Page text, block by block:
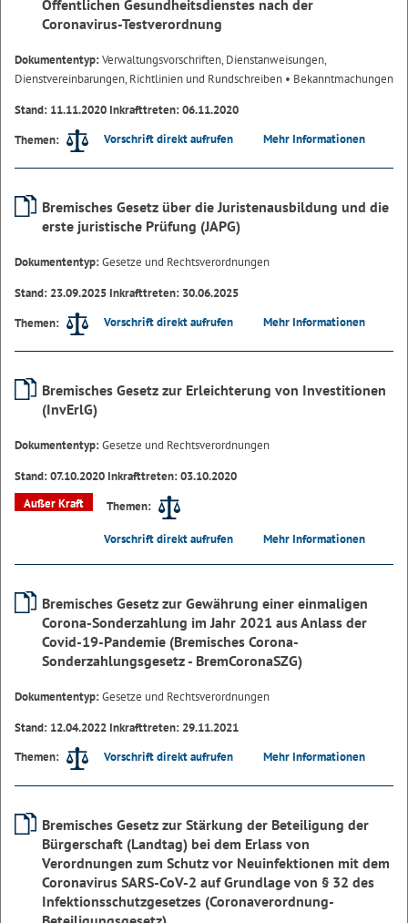
Öffentlichen Gesundheitsdienstes nach der
Coronavirus-Testverordnung
Dokumententyp:Verwaltungsvorschriften, Dienstanweisungen,
Dienstvereinbarungen, Richtlinien und Rundschreiben • Bekanntmachungen
Stand: 11.11.2020 Inkrafttreten: 06.11.2020
Themen:
Vorschrift direkt aufrufen Mehr Informationen
Bremisches Gesetz über die Juristenausbildung und die
erste juristische Prüfung (JAPG)
Dokumententyp:Gesetze und Rechtsverordnungen
Stand: 23.09.2025 Inkrafttreten: 30.06.2025
Themen:
Vorschrift direkt aufrufen Mehr Informationen
Bremisches Gesetz zur Erleichterung von Investitionen
(InvErlG)
Dokumententyp:Gesetze und Rechtsverordnungen
Stand: 07.10.2020 Inkrafttreten: 03.10.2020
Außer Kraft
Themen:
Vorschrift direkt aufrufen Mehr Informationen
Bremisches Gesetz zur Gewährung einer einmaligen
Corona-Sonderzahlung im Jahr 2021 aus Anlass der
Covid-19-Pandemie (Bremisches Corona-
Sonderzahlungsgesetz - BremCoronaSZG)
Dokumententyp:Gesetze und Rechtsverordnungen
Stand: 12.04.2022 Inkrafttreten: 29.11.2021
Themen:
Vorschrift direkt aufrufen Mehr Informationen
Bremisches Gesetz zur Stärkung der Beteiligung der
Bürgerschaft (Landtag) bei dem Erlass von
Verordnungen zum Schutz vor Neuinfektionen mit dem
Coronavirus SARS-CoV-2 auf Grundlage von § 32 des
Infektionsschutzgesetzes (Coronaverordnung-